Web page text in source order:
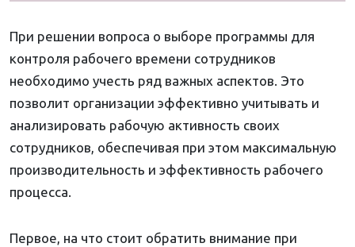
При решении вопроса о выборе программы для
контроля рабочего времени сотрудников
необходимо учесть ряд важных аспектов. Это
позволит организации эффективно учитывать и
анализировать рабочую активность своих
сотрудников, обеспечивая при этом максимальную
производительность и эффективность рабочего
процесса.
Первое, на что стоит обратить внимание при